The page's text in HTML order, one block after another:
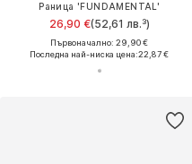
Раница 'FUNDAMENTAL'
26,90 €(52,61 лв.³)
Първоначално: 29,90 €
Последна най-ниска цена:22,87 €